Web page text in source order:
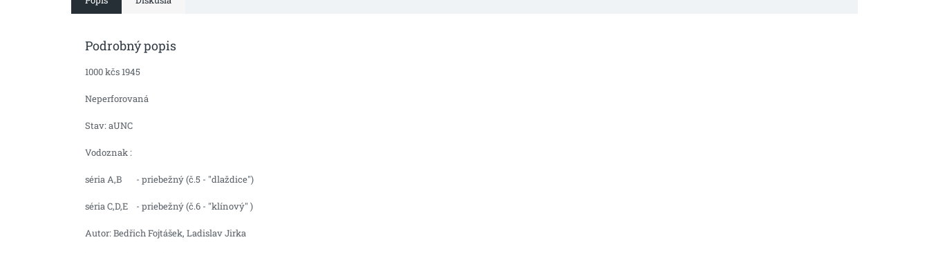
Podrobný popis
1000 kčs 1945
Neperforovaná
Stav: aUNC
Vodoznak :
séria A,B - priebežný (č.5 - "dlaždice")
séria C,D,E - priebežný (č.6 - "klínový" )
Autor:Bedřich Fojtášek, Ladislav Jirka